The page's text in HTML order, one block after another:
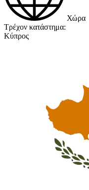
Χώρα
Τρέχον κατάστημα:
Κύπρος